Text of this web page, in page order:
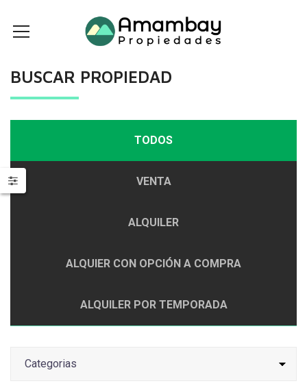
BUSCAR PROPIEDAD
TODOS
VENTA
ALQUILER
ALQUIER CON OPCIÓN A COMPRA
ALQUILER POR TEMPORADA